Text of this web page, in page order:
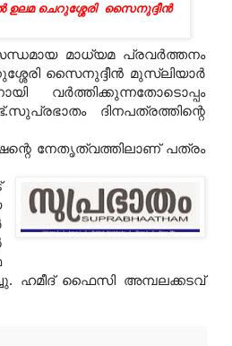
ചെറുശ്ശേരി സൈനുദ്ദീന്‍
മാധ്യമ പ്രവര്‍ത്തനം
സൈനുദ്ദീന്‍ മുസ്‌ലിയാര്‍
വര്‍ത്തിക്കുന്നതോടൊപ്പം
ദിനപത്രത്തിന്റെ
നേതൃത്വത്തിലാണ് പത്രം
ഹമീദ് ഫൈസി അമ്പലക്കടവ്